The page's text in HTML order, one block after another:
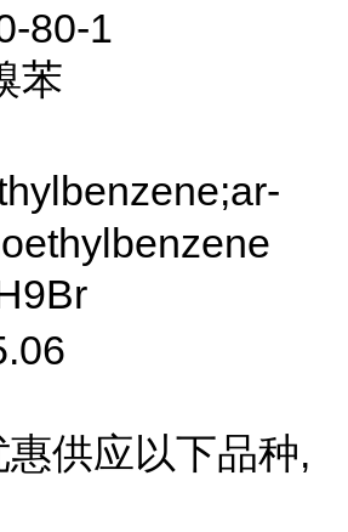
80-1
苯
供应以下品种,